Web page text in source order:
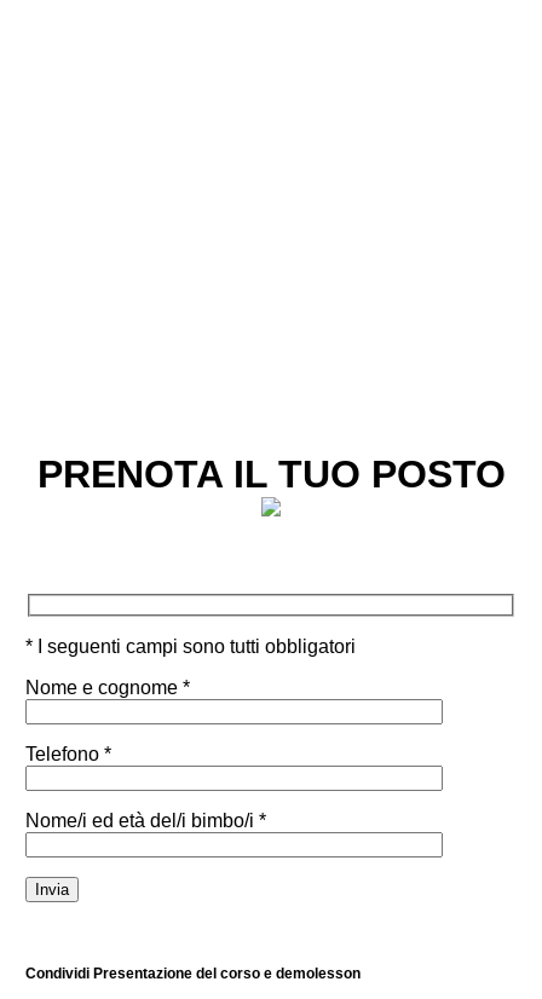
PRENOTA IL TUO POSTO
* I seguenti campi sono tutti obbligatori
Nome e cognome *
Telefono *
Nome/i ed età del/i bimbo/i *
Condividi Presentazione del corso e demolesson